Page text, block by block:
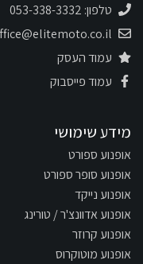
טלפון: 053-338-3332
עמוד העסק
עמוד פייסבוק
מידע שימושי
אופנוע ספורט
אופנוע סופר ספורט
אופנוע נייקד
אופנוע אדוונצ'ר / טורינג
אופנוע קרוזר
אופנוע מוטוקרוס